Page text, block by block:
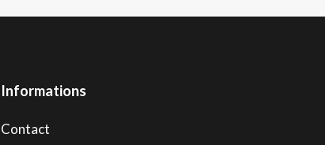
Informations
Contact